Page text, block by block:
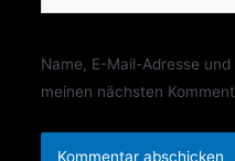
Name, E-Mail-Adresse
meinen nächsten